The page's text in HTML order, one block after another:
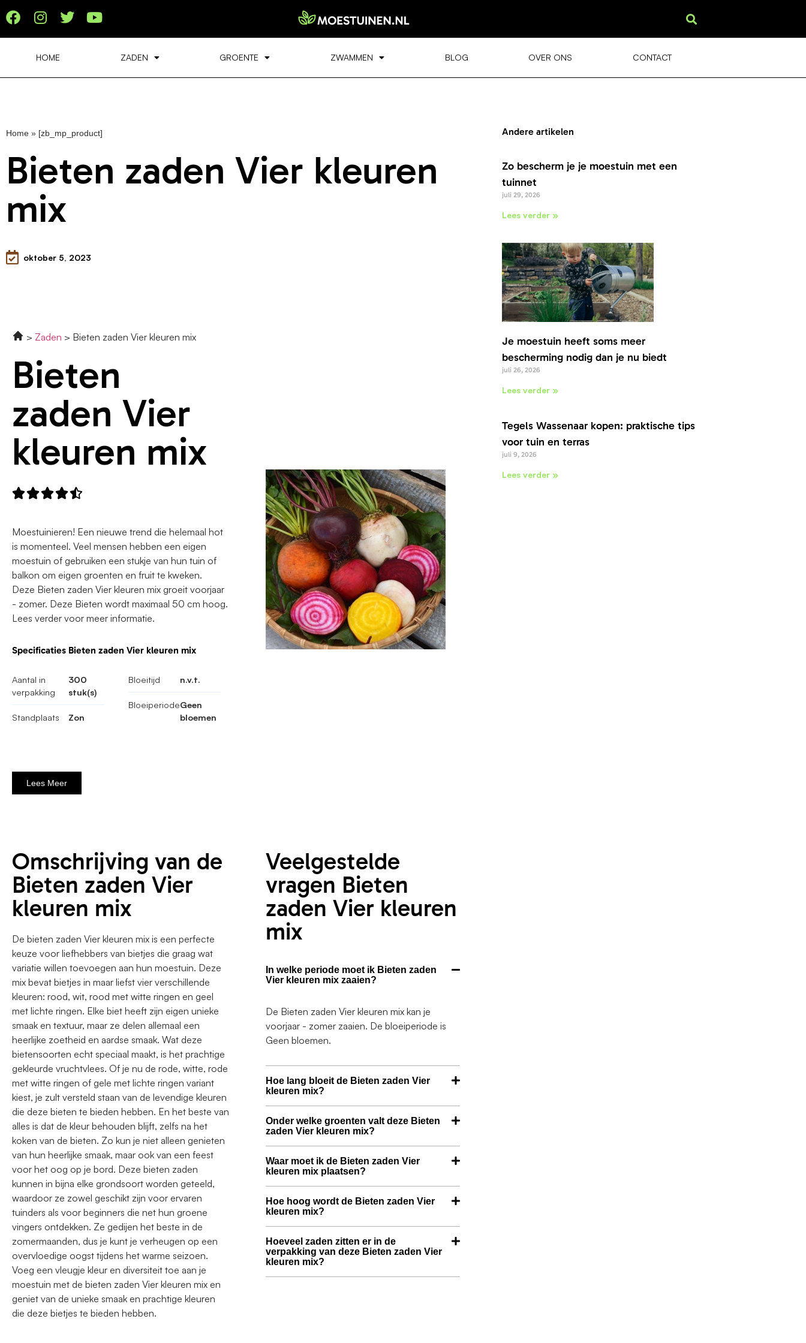
HOME ZADEN GROENTE ZWAMMEN BLOG OVER ONS CONTACT
Home » [zb_mp_product]
Bieten zaden Vier kleuren
mix
oktober 5, 2023
Zaden Bieten zaden Vier kleuren mix
Bieten
zaden Vier
kleuren mix

Moestuinieren! Een nieuwe trend die helemaal hot
is momenteel. Veel mensen hebben een eigen
moestuin of gebruiken een stukje van hun tuin of
balkon om eigen groenten en fruit te kweken.
Deze Bieten zaden Vier kleuren mix groeit voorjaar
- zomer. Deze Bieten wordt maximaal 50 cm hoog.
Lees verder voor meer informatie.
Specificaties Bieten zaden Vier kleuren mix
Aantal in
verpakking
300
stuk(s)
Standplaats Zon
Bloeitijd n.v.t.
BloeiperiodeGeen
bloemen
Lees Meer
Omschrijving van de
Bieten zaden Vier
kleuren mix
De bieten zaden Vier kleuren mix is een perfecte
keuze voor liefhebbers van bietjes die graag wat
variatie willen toevoegen aan hun moestuin. Deze
mix bevat bietjes in maar liefst vier verschillende
kleuren: rood, wit, rood met witte ringen en geel
met lichte ringen. Elke biet heeft zijn eigen unieke
smaak en textuur, maar ze delen allemaal een
heerlijke zoetheid en aardse smaak. Wat deze
bietensoorten echt speciaal maakt, is het prachtige
gekleurde vruchtvlees. Of je nu de rode, witte, rode
met witte ringen of gele met lichte ringen variant
kiest, je zult versteld staan ​​van de levendige kleuren
die deze bieten te bieden hebben. En het beste van
alles is dat de kleur behouden blijft, zelfs na het
koken van de bieten. Zo kun je niet alleen genieten
van hun heerlijke smaak, maar ook van een feest
voor het oog op je bord. Deze bieten zaden
kunnen in bijna elke grondsoort worden geteeld,
waardoor ze zowel geschikt zijn voor ervaren
tuinders als voor beginners die net hun groene
vingers ontdekken. Ze gedijen het beste in de
zomermaanden, dus je kunt je verheugen op een
overvloedige oogst tijdens het warme seizoen.
Voeg een vleugje kleur en diversiteit toe aan je
moestuin met de bieten zaden Vier kleuren mix en
geniet van de unieke smaak en prachtige kleuren
die deze bietjes te bieden hebben.
Veelgestelde
vragen Bieten
zaden Vier kleuren
mix
In welke periode moet ik Bieten zaden
Vier kleuren mix zaaien?
De Bieten zaden Vier kleuren mix kan je
voorjaar - zomer zaaien. De bloeiperiode is
Geen bloemen.
Hoe lang bloeit de Bieten zaden Vier
kleuren mix?
Onder welke groenten valt deze Bieten
zaden Vier kleuren mix?
Waar moet ik de Bieten zaden Vier
kleuren mix plaatsen?
Hoe hoog wordt de Bieten zaden Vier
kleuren mix?
Hoeveel zaden zitten er in de
verpakking van deze Bieten zaden Vier
kleuren mix?
Andere artikelen
Zo bescherm je je moestuin met een
tuinnet
juli 29, 2026
Lees verder »
Je moestuin heeft soms meer
bescherming nodig dan je nu biedt
juli 26, 2026
Lees verder »
Tegels Wassenaar kopen: praktische tips
voor tuin en terras
juli 9, 2026
Lees verder »